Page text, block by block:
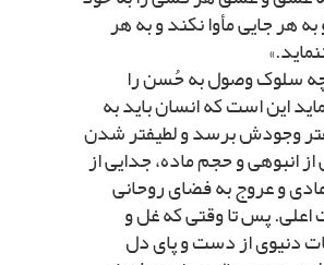
هر جایى مأوا نکند و به هر
سلوک وصول به حُسن را
این است که انسان باید به
وجودش برسد و لطیف‏تر شدن
انبوهى و حجم ماده، جدایى از
و عروج به فضاى روحانى
اعلى‏. پس تا وقتى که غل و
دنیوى از دست و پاى دل